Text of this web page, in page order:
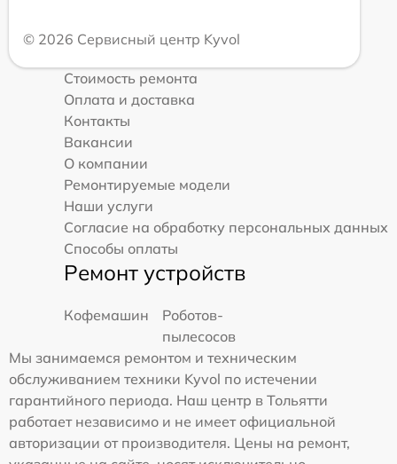
© 2026 Сервисный центр Kyvol
Стоимость ремонта
Оплата и доставка
Контакты
Вакансии
О компании
Ремонтируемые модели
Наши услуги
Согласие на обработку персональных данных
Способы оплаты
Ремонт устройств
Кофемашин
Роботов-
пылесосов
Мы занимаемся ремонтом и техническим
обслуживанием техники Kyvol по истечении
гарантийного периода. Наш центр в Тольятти
работает независимо и не имеет официальной
авторизации от производителя. Цены на ремонт,